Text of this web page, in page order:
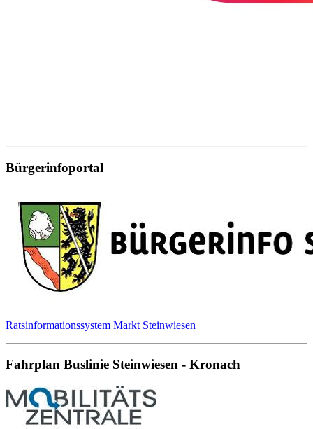
Bürgerinfoportal
Ratsinformationssystem Markt Steinwiesen
Fahrplan Buslinie Steinwiesen - Kronach